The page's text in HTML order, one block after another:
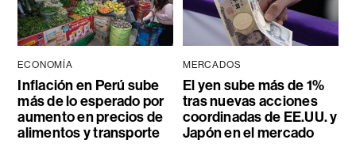
ECONOMÍA
Inflación en Perú sube
más de lo esperado por
aumento en precios de
alimentos y transporte
MERCADOS
El yen sube más de 1%
tras nuevas acciones
coordinadas de EE.UU. y
Japón en el mercado